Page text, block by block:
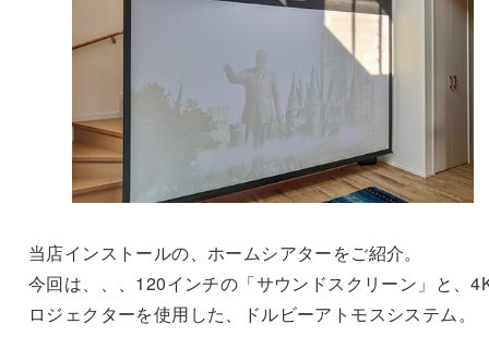
当店インストールの、ホームシアターをご紹介。
今回は、、、120インチの「サウンドスクリーン」と、
ロジェクターを使用した、ドルビーアトモスシステム。